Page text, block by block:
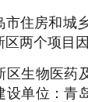
市住房和城
两个项目
区生物医药
设单位：青